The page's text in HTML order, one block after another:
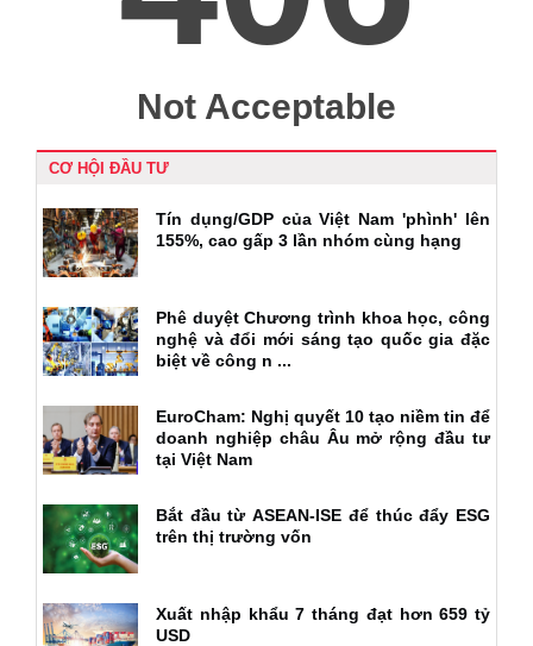
CƠ HỘI ĐẦU TƯ
Tín dụng/GDP của Việt Nam 'phình' lên
155%, cao gấp 3 lần nhóm cùng hạng
Phê duyệt Chương trình khoa học, công
nghệ và đổi mới sáng tạo quốc gia đặc
biệt về công n ...
EuroCham: Nghị quyết 10 tạo niềm tin để
doanh nghiệp châu Âu mở rộng đầu tư
tại Việt Nam
Bắt đầu từ ASEAN-ISE để thúc đẩy ESG
trên thị trường vốn
Xuất nhập khẩu 7 tháng đạt hơn 659 tỷ
USD